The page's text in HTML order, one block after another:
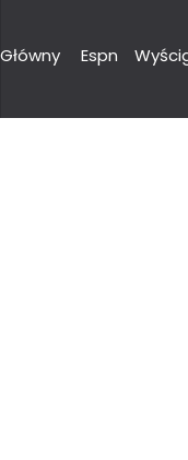
Główny Espn